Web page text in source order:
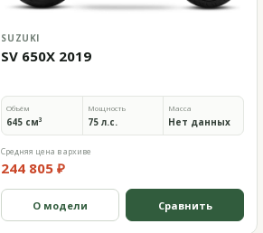
SUZUKI
SV 650X 2019
Объём
645 см³
Мощность
75 л.с.
Масса
Нет данных
Средняя цена в архиве
244 805 ₽
О модели Сравнить